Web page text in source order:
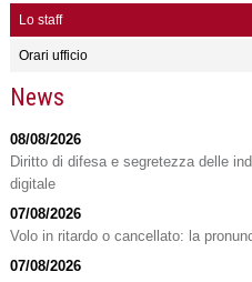
Lo staff
Orari ufficio
News
08/08/2026
Diritto di difesa e segretezza delle
digitale
07/08/2026
Volo in ritardo o cancellato: la
07/08/2026